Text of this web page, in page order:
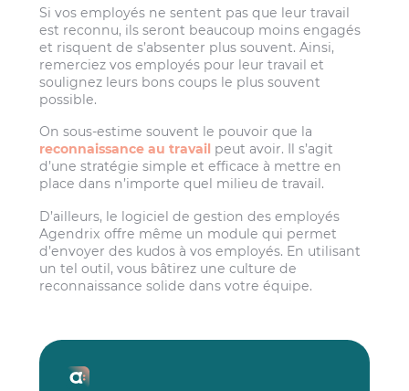
Si vos employés ne sentent pas que leur travail
est reconnu, ils seront beaucoup moins engagés
et risquent de s’absenter plus souvent. Ainsi,
remerciez vos employés pour leur travail et
soulignez leurs bons coups le plus souvent
possible.
On sous-estime souvent le pouvoir que la
reconnaissance au travail peut avoir. Il s’agit
d’une stratégie simple et efficace à mettre en
place dans n’importe quel milieu de travail.
D’ailleurs, le logiciel de gestion des employés
Agendrix offre même un module qui permet
d’envoyer des kudos à vos employés. En utilisant
un tel outil, vous bâtirez une culture de
reconnaissance solide dans votre équipe.